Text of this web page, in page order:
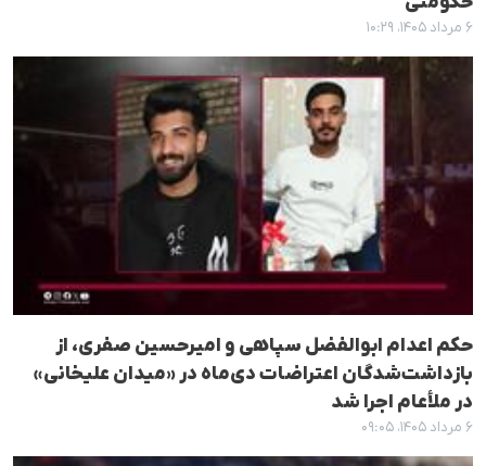
۶ مرداد ۱۴۰۵، ۱۰:۲۹
حکم اعدام ابوالفضل سپاهی و امیرحسین صفری، از
بازداشت‌شدگان اعتراضات دی‌ماه در «میدان علیخانی»
در ملأعام اجرا شد
۶ مرداد ۱۴۰۵، ۰۹:۰۵